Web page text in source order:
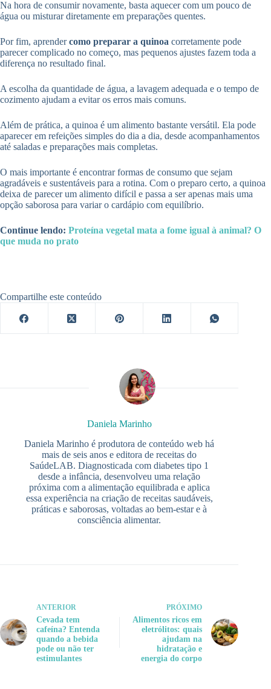
Na hora de consumir novamente, basta aquecer com um pouco de
água ou misturar diretamente em preparações quentes.
Por fim, aprendercomo preparar a quinoa corretamente pode
parecer complicado no começo, mas pequenos ajustes fazem toda a
diferença no resultado final.
A escolha da quantidade de água, a lavagem adequada e o tempo de
cozimento ajudam a evitar os erros mais comuns.
Além de prática, a quinoa é um alimento bastante versátil. Ela pode
aparecer em refeições simples do dia a dia, desde acompanhamentos
até saladas e preparações mais completas.
O mais importante é encontrar formas de consumo que sejam
agradáveis e sustentáveis para a rotina. Com o preparo certo, a quinoa
deixa de parecer um alimento difícil e passa a ser apenas mais uma
opção saborosa para variar o cardápio com equilíbrio.
Continue lendo: Proteína vegetal mata a fome igual à animal? O
que muda no prato
Compartilhe este conteúdo
Daniela Marinho
Daniela Marinho é produtora de conteúdo web há
mais de seis anos e editora de receitas do
SaúdeLAB. Diagnosticada com diabetes tipo 1
desde a infância, desenvolveu uma relação
próxima com a alimentação equilibrada e aplica
essa experiência na criação de receitas saudáveis,
práticas e saborosas, voltadas ao bem-estar e à
consciência alimentar.
ANTERIOR
Cevada tem
cafeína? Entenda
quando a bebida
pode ou não ter
estimulantes
PRÓXIMO
Alimentos ricos em
eletrólitos: quais
ajudam na
hidratação e
energia do corpo